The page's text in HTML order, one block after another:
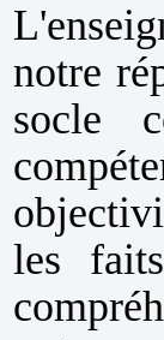
notre
socle
les